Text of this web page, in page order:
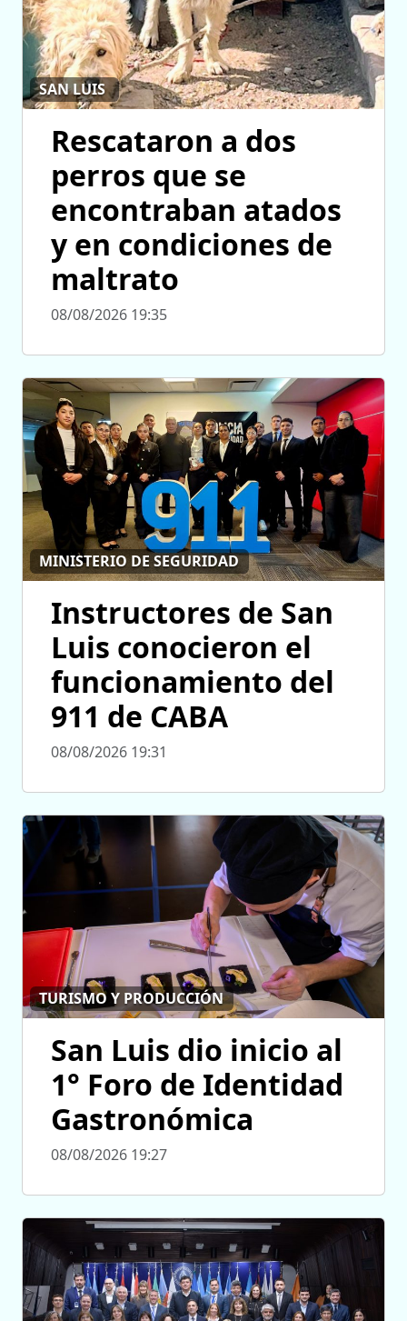
SAN LUIS
Rescataron a dos
perros que se
encontraban atados
y en condiciones de
maltrato
08/08/2026 19:35
MINISTERIO DE SEGURIDAD
Instructores de San
Luis conocieron el
funcionamiento del
911 de CABA
08/08/2026 19:31
TURISMO Y PRODUCCIÓN
San Luis dio inicio al
1° Foro de Identidad
Gastronómica
08/08/2026 19:27